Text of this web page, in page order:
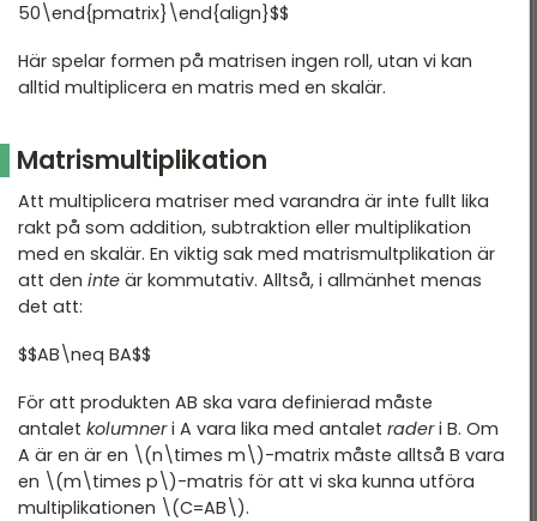
50\end{pmatrix}\end{align}$$
Här spelar formen på matrisen ingen roll, utan vi kan
alltid multiplicera en matris med en skalär.
Matrismultiplikation
Att multiplicera matriser med varandra är inte fullt lika
rakt på som addition, subtraktion eller multiplikation
med en skalär. En viktig sak med matrismultplikation är
att den inte är kommutativ. Alltså, i allmänhet menas
det att:
$$AB\neq BA$$
För att produkten AB ska vara definierad måste
antalet kolumneri A vara lika med antalet raderi B. Om
A är en är en \(n\times m\)-matrix måste alltså B vara
en \(m\times p\)-matris för att vi ska kunna utföra
multiplikationen \(C=AB\).